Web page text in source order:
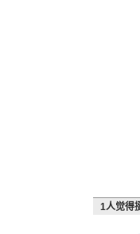
1人觉得